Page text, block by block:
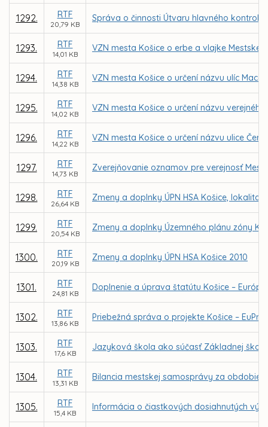
1292. RTF
20,79 KB
Správa o činnosti Útvaru hlavného
1293. RTF
14,01 KB
VZN mesta Košice o erbe a vlajke Mestskej
1294. RTF
14,38 KB
VZN mesta Košice o určení názvu ulíc
1295. RTF
14,02 KB
VZN mesta Košice o určení názvu
1296. RTF
14,22 KB
VZN mesta Košice o určení názvu ulice
1297. RTF
14,73 KB
Zverejňovanie oznamov pre verejnosť
1298. RTF
26,64 KB
Zmeny a doplnky ÚPN HSA Košice, lokalita
1299. RTF
20,54 KB
Zmeny a doplnky Územného plánu zóny
1300. RTF
20,19 KB
Zmeny a doplnky ÚPN HSA Košice 2010
1301. RTF
24,81 KB
Doplnenie a úprava štatútu Košice –
1302. RTF
13,86 KB
Priebežná správa o projekte Košice –
1303. RTF
17,6 KB
Jazyková škola ako súčasť Základnej školy
1304. RTF
13,31 KB
Bilancia mestskej samosprávy za obdobie
1305. RTF
15,4 KB
Informácia o čiastkových dosiahnutých